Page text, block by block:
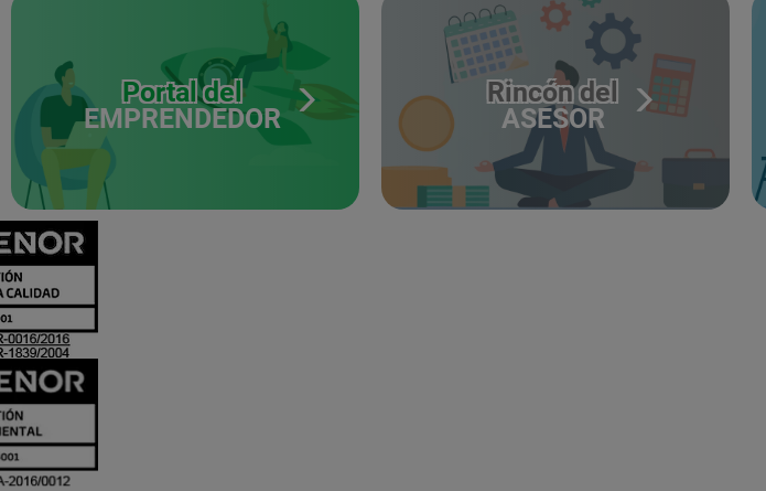
Portal del
EMPRENDEDOR
Rincón del
ASESOR